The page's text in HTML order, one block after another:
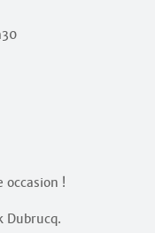
occasion !
Dubrucq.